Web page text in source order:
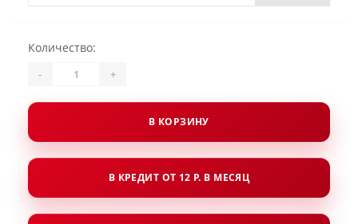
Количество:
- +
В КОРЗИНУ
В КРЕДИТ ОТ 12 Р. В МЕСЯЦ